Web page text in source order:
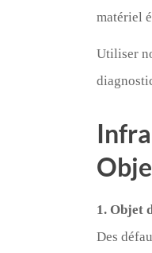
matériel
Utiliser
1. Objet
Des